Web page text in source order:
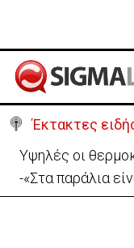
Έκτακτες
«Βολές» ΠτΔ σε
τελειώσει με